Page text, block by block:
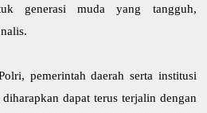
generasi muda yang tangguh,
pemerintah daerah serta institusi
dapat terus terjalin dengan